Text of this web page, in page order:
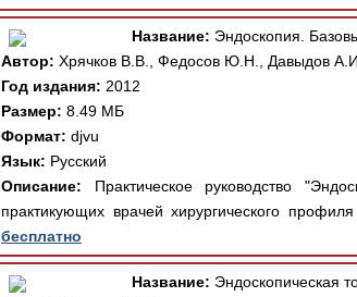
Название: Эндоскопия.
Автор: Хрячков В.В., Федосов Ю.Н., Давыдов
Год издания: 2012
Размер: 8.49 МБ
Формат: djvu
Язык: Русский
Описание: Практическое руководство
практикующих врачей хирургического
бесплатно
Название: Эндоскопическая